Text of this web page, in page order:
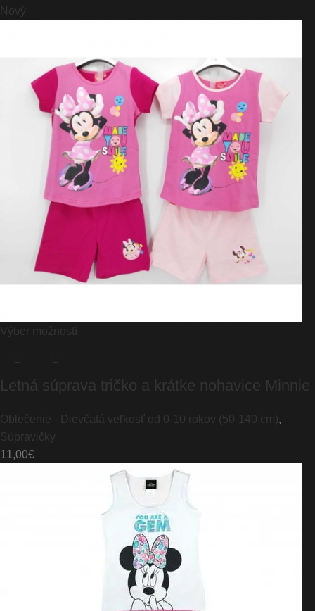
Nový
Výber možností
Letná súprava tričko a krátke nohavice Minnie
Oblečenie - Dievčatá veľkosť od 0-10 rokov (50-140 cm),
Súpravičky
11,00€